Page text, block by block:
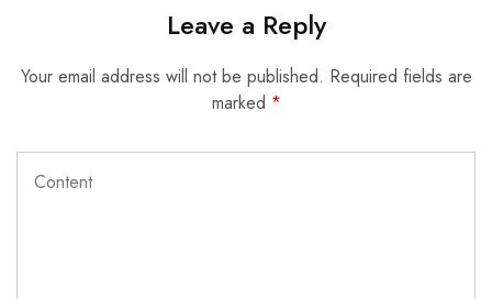
Leave a Reply
Your email address will not be published. Required fields are
marked *